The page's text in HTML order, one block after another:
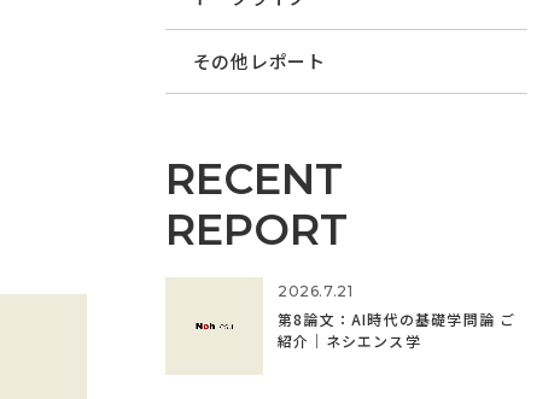
その他レポート
RECENT
REPORT
2026.7.21
第8論文：AI時代の基礎学問論 ご
紹介｜ネシエンス学